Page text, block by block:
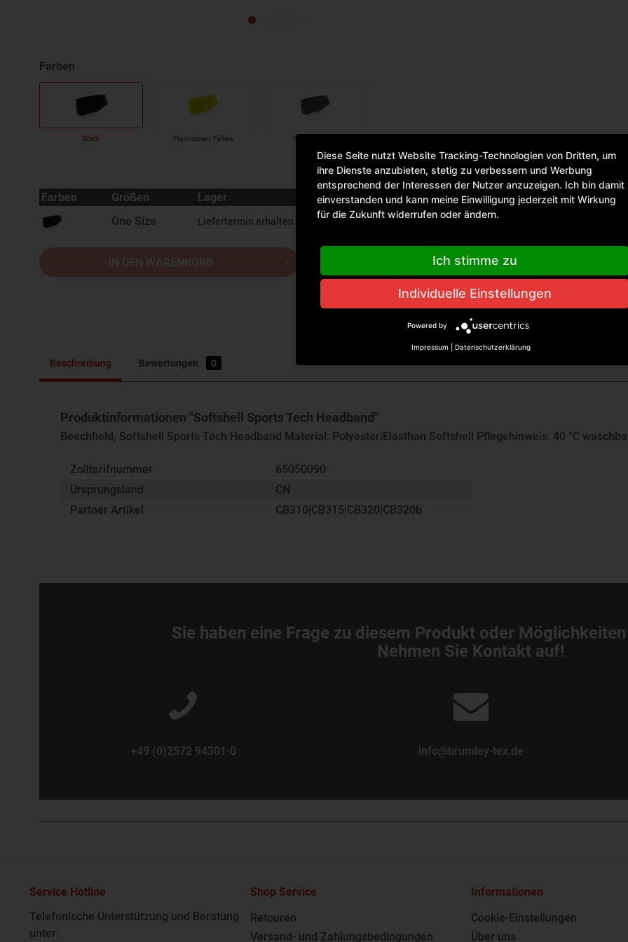
Black Fluorescent Yellow Graphite Grey
Farben Größen Lager
One Size
Liefertermin erhalten Sie mit der Auftragsbestätigung
Beschreibung Bewertungen 0
Produktinformationen "Softshell Sports Tech Headband"
Beechfield, Softshell Sports Tech Headband Material: Polyester|Elasthan Softshell Pflegehinweis: 40 °C
Zolltarifnummer
65050090
Ursprungsland
CN
Partner Artikel
CB310|CB315|CB320|CB320b
Sie haben eine Frage zu diesem Produkt oder
Nehmen Sie Kontakt auf!
+49 (0)2572 94301-0 info@brumley-tex.de
Service Hotline
Telefonische Unterstützung und Beratung
unter:
Shop Service
Retouren
Versand- und Zahlungsbedingungen
Informationen
Cookie-Einstellungen
Über uns
Diese Seite nutzt Website Tracking-Technologien von Dritten, um
ihre Dienste anzubieten, stetig zu verbessern und Werbung
entsprechend der Interessen der Nutzer anzuzeigen. Ich bin damit
einverstanden und kann meine Einwilligung jederzeit mit Wirkung
für die Zukunft widerrufen oder ändern.
Ich stimme zu
Individuelle Einstellungen
Powered by
Impressum Datenschutzerklärung